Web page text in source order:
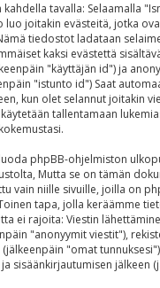
tavalla: Selaamalla
luo joitakin evästeitä, jotka
tiedostot ladataan
kaksi evästettä
"käyttäjän id") ja
"istunto id") Saat
kun olet selannut joitakin
tallentamaan
phpBB-ohjelmiston
Mutta se on tämän
vain niille sivuille, joilla on
tapa, jolla keräämme
ei rajoita: Viestin
"anonyymit viestit"),
"omat
sisäänkirjautumisen jälkeen